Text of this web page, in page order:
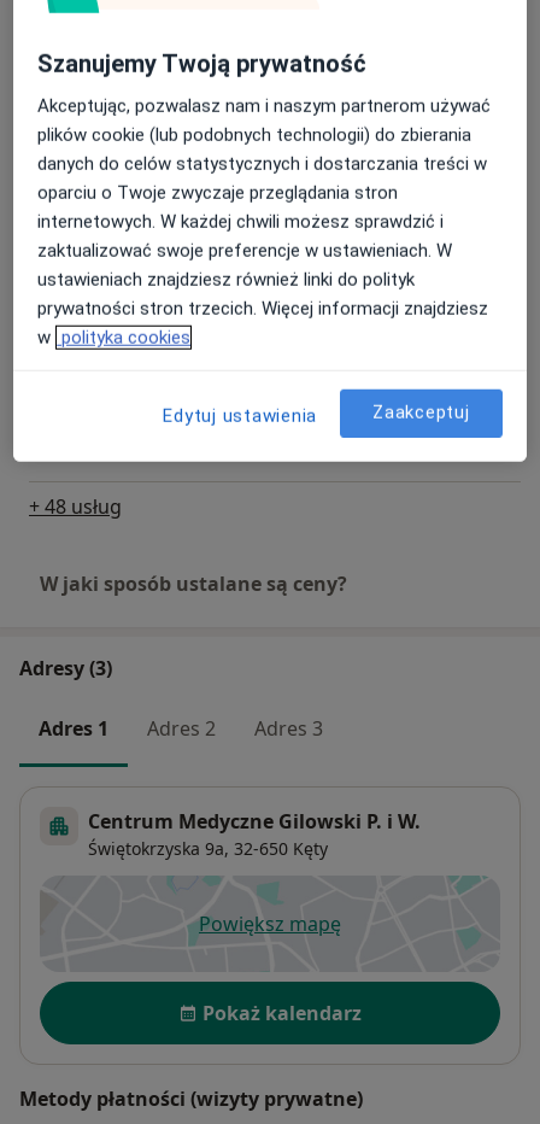
osoczem bogatopłytkowym
500 zł - 800 zł Szczegóły
Labioplastyka - chirurgiczna
korekcja warg sromowych
(radiofrekwencja)
Od 6 000 zł Szczegóły
Umów wizytę
Badanie drożności jajowodów -
Sono HSG
Od 500 zł Szczegóły
Umów wizytę
Umów wizytę
+ 48 usług
W jaki sposób ustalane są ceny?
Adresy (3)
Adres 1 Adres 2 Adres 3
Centrum Medyczne Gilowski P. i W.
Świętokrzyska 9a, 32-650 Kęty
Powiększ mapęotwiera się w nowej karcie
Dostępność
Pokaż kalendarz
Metody płatności (wizyty prywatne)
Szanujemy Twoją prywatność
Akceptując, pozwalasz nam i naszym partnerom używać
plików cookie (lub podobnych technologii) do zbierania
danych do celów statystycznych i dostarczania treści w
oparciu o Twoje zwyczaje przeglądania stron
internetowych. W każdej chwili możesz sprawdzić i
zaktualizować swoje preferencje w ustawieniach. W
ustawieniach znajdziesz również linki do polityk
prywatności stron trzecich. Więcej informacji znajdziesz
w polityka cookies
Edytuj ustawienia Zaakceptuj